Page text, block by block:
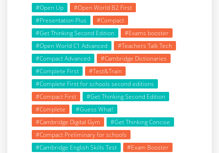
#Open Up
#Open World B2 First
#Presentation Plus
#Compact
#Get Thinking Second Edition
#Exams booster
#Open World C1 Advanced
#Teachers Talk Tech
#Compact Advanced
#Cambridge Dictionaries
#Complete First
#Test&Train
#Complete First for schools second editions
#Compact First
#Get Thinking Second Edition
#Complete
#Guess What!
#Cambridge Digital Gym
#Get Thinking Concise
#Compact Preliminary for schools
#Cambridge English Skills Test
#Exam Booster